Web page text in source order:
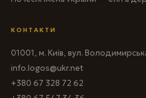
КОНТАКТИ
01001, м. Київ, вул.
info.logos@ukr.net
+380 67 328 72 62